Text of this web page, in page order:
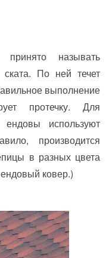
называть
ската. По ней течет
выполнение
протечку. Для
ендовы используют
производится
в разных цвета
ковер.)